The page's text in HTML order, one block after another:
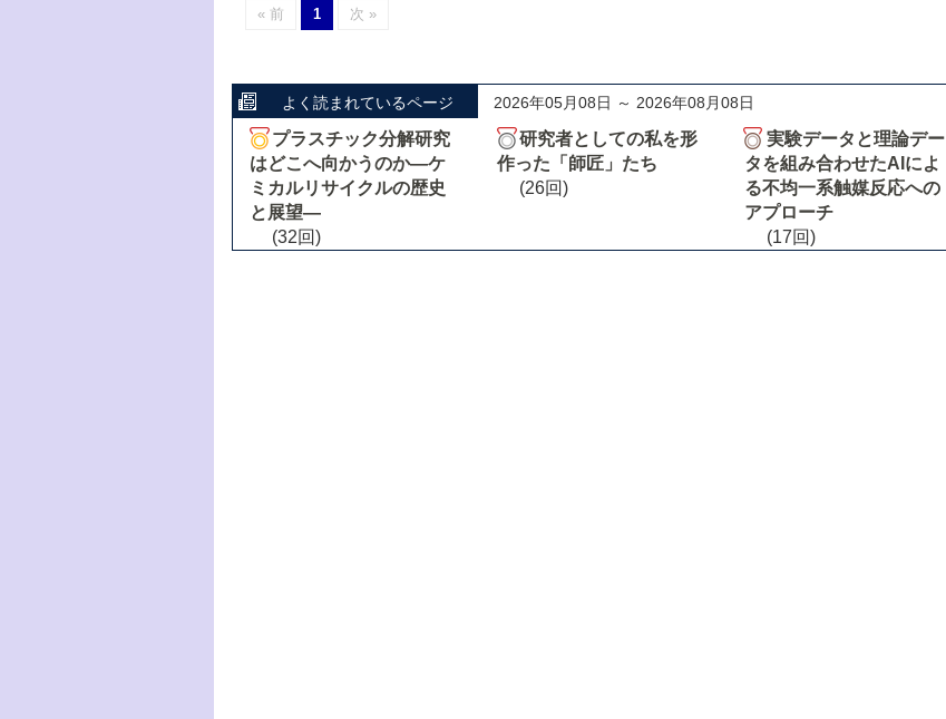
« 前 1 次 »
よく読まれているページ 2026年05月08日 ～ 2026年08月08日
プラスチック分解研究
はどこへ向かうのか―ケ
ミカルリサイクルの歴史
と展望―
(32回)
研究者としての私を形
作った「師匠」たち
(26回)
実験データと理論デー
タを組み合わせたAIによ
る不均一系触媒反応への
アプローチ
(17回)